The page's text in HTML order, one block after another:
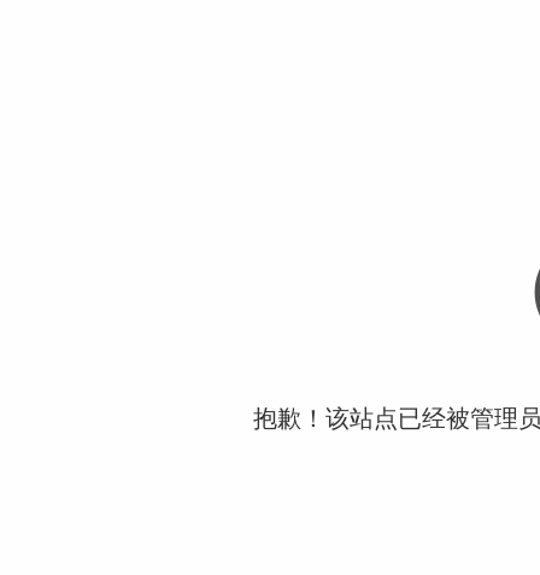
抱歉！该站点已经被管理